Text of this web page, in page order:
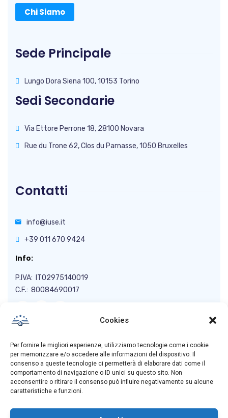
Cookies
Per fornire le migliori esperienze, utilizziamo tecnologie come i cookie
per memorizzare e/o accedere alle informazioni del dispositivo. Il
consenso a queste tecnologie ci permetterà di elaborare dati come il
comportamento di navigazione o ID unici su questo sito. Non
acconsentire o ritirare il consenso può influire negativamente su alcune
caratteristiche e funzioni.
Chi Siamo
Sede Principale
Lungo Dora Siena 100, 10153 Torino
Sedi Secondarie
Via Ettore Perrone 18, 28100 Novara
Rue du Trone 62, Clos du Parnasse, 1050 Bruxelles
Contatti
info@iuse.it
+39 011 670 9424
Info:
P.IVA: IT02975140019
C.F.: 80084690017
Naviga
Privacy Policy